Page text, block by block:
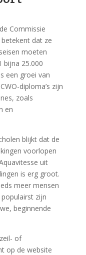
Commissie
dat ze
moeten
bijna 25.000
een groei van
diploma’s zijn
zoals
en
blijkt dat de
voorlopen
uit
is erg groot.
meer mensen
zijn
beginnende
of
op de website